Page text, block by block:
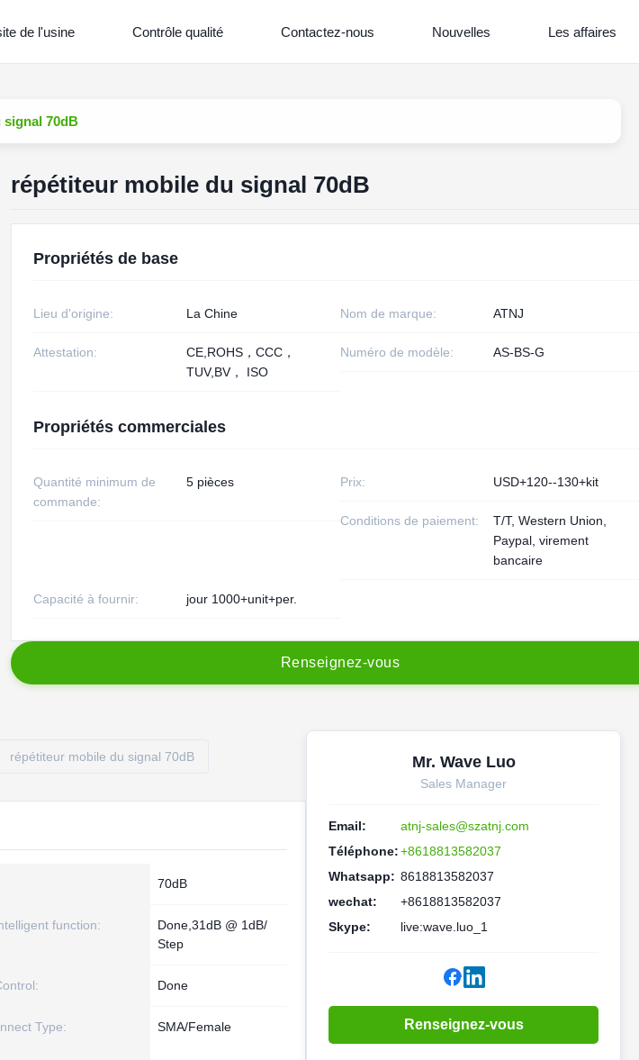
de l'usine Contrôle qualité Contactez-nous Nouvelles Les affaires
signal 70dB
répétiteur mobile du signal 70dB
Propriétés de base
Lieu d'origine: La Chine Nom de marque: ATNJ
Attestation:
CE,ROHS，CCC，
TUV,BV， ISO
Numéro de modèle: AS-BS-G
Propriétés commerciales
Quantité minimum de
commande:
5 pièces Prix: USD+120--130+kit
Conditions de paiement:
T/T, Western Union,
Paypal, virement
bancaire
Capacité à fournir: jour 1000+unit+per.
Renseignez-vous
répétiteur mobile du signal 70dB
70dB
function:
Done,31dB @ 1dB/
Step
Done
Type: SMA/Female
Mr. Wave Luo
Sales Manager
Email:
atnj-sales@szatnj.com
Téléphone:+8618813582037
Whatsapp: 8618813582037
wechat:
+8618813582037
Skype:
live:wave.luo_1
Renseignez-vous